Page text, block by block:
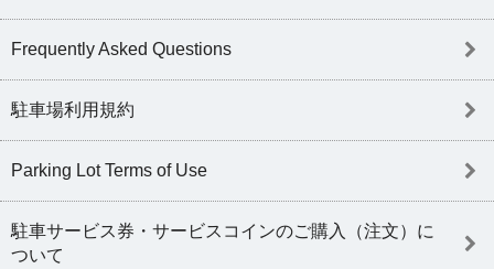
Frequently Asked Questions
駐車場利用規約
Parking Lot Terms of Use
駐車サービス券・サービスコインのご購入（注文）に
ついて